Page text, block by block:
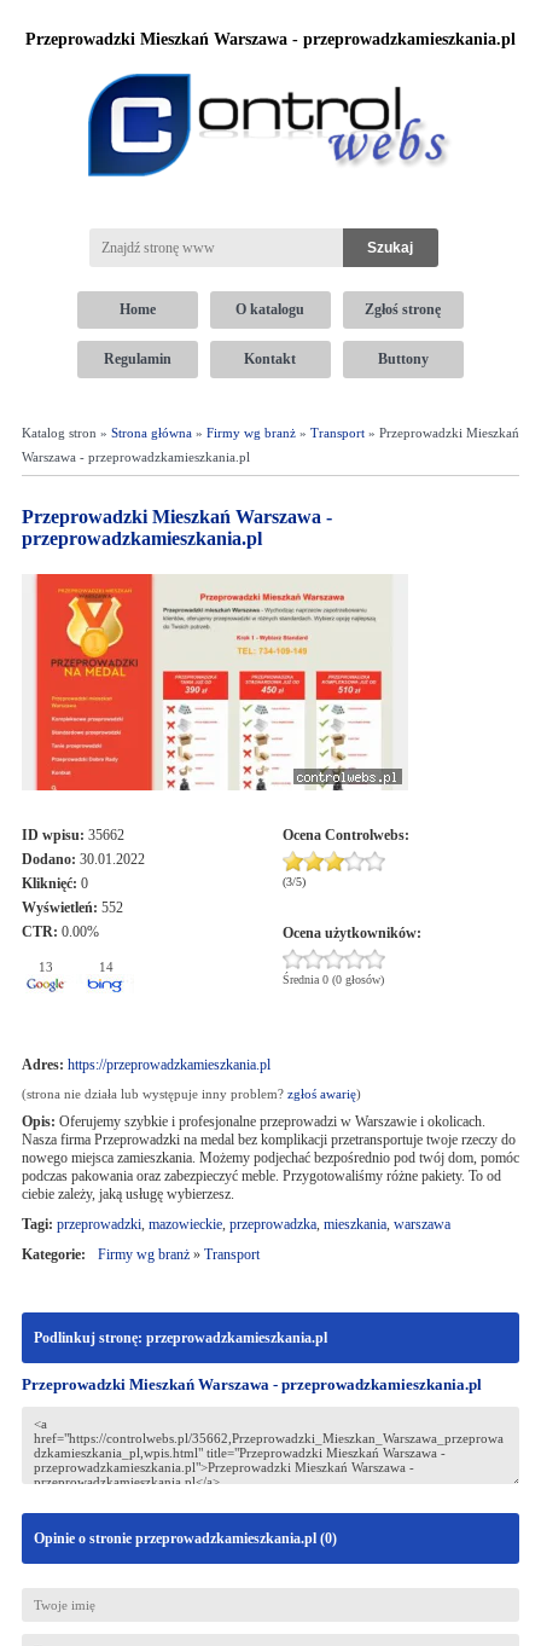
Przeprowadzki Mieszkań Warszawa - przeprowadzkamieszkania.pl
Home O katalogu Zgłoś stronę
Regulamin Kontakt Buttony
Katalog stron » Strona główna» Firmy wg branż» Transport» Przeprowadzki Mieszkań
Warszawa - przeprowadzkamieszkania.pl
Przeprowadzki Mieszkań Warszawa -
przeprowadzkamieszkania.pl
ID wpisu: 35662
Dodano: 30.01.2022
Kliknięć: 0
Wyświetleń: 552
CTR: 0.00%
13 14
Ocena Controlwebs:
(3/5)
Ocena użytkowników:
Średnia 0 (0 głosów)
Adres: https://przeprowadzkamieszkania.pl
(strona nie działa lub występuje inny problem? zgłoś awarię)
Opis: Oferujemy szybkie i profesjonalne przeprowadzi w Warszawie i okolicach.
Nasza firma Przeprowadzki na medal bez komplikacji przetransportuje twoje rzeczy do
nowego miejsca zamieszkania. Możemy podjechać bezpośrednio pod twój dom, pomóc
podczas pakowania oraz zabezpieczyć meble. Przygotowaliśmy różne pakiety. To od
ciebie zależy, jaką usługę wybierzesz.
Tagi: przeprowadzki, mazowieckie, przeprowadzka, mieszkania, warszawa
Kategorie:
Firmy wg branż» Transport
Podlinkuj stronę: przeprowadzkamieszkania.pl
Przeprowadzki Mieszkań Warszawa - przeprowadzkamieszkania.pl
Opinie o stronie przeprowadzkamieszkania.pl (0)